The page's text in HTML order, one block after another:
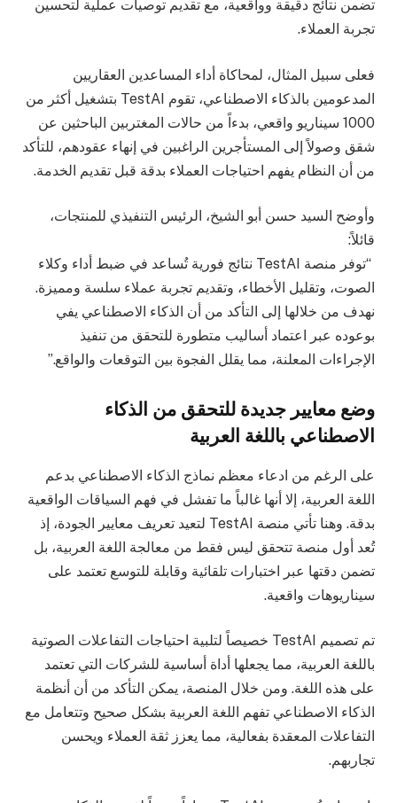
تضمن نتائج دقيقة وواقعية، مع تقديم توصيات عملية لتحسين
تجربة العملاء.
فعلى سبيل المثال، لمحاكاة أداء المساعدين العقاريين
المدعومين بالذكاء الاصطناعي، تقوم TestAI بتشغيل أكثر من
1000 سيناريو واقعي، بدءاً من حالات المغتربين الباحثين عن
شقق وصولاً إلى المستأجرين الراغبين في إنهاء عقودهم، للتأكد
من أن النظام يفهم احتياجات العملاء بدقة قبل تقديم الخدمة.
وأوضح السيد حسن أبو الشيخ، الرئيس التنفيذي للمنتجات،
قائلاً:
“توفر منصة TestAI نتائج فورية تُساعد في ضبط أداء وكلاء
الصوت، وتقليل الأخطاء، وتقديم تجربة عملاء سلسة ومميزة.
نهدف من خلالها إلى التأكد من أن الذكاء الاصطناعي يفي
بوعوده عبر اعتماد أساليب متطورة للتحقق من تنفيذ
الإجراءات المعلنة، مما يقلل الفجوة بين التوقعات والواقع.”
وضع معايير جديدة للتحقق من الذكاء
الاصطناعي باللغة العربية
على الرغم من ادعاء معظم نماذج الذكاء الاصطناعي بدعم
اللغة العربية، إلا أنها غالباً ما تفشل في فهم السياقات الواقعية
بدقة. وهنا تأتي منصة TestAI لتعيد تعريف معايير الجودة، إذ
تُعد أول منصة تتحقق ليس فقط من معالجة اللغة العربية، بل
تضمن دقتها عبر اختبارات تلقائية وقابلة للتوسع تعتمد على
سيناريوهات واقعية.
تم تصميم TestAI خصيصاً لتلبية احتياجات التفاعلات الصوتية
باللغة العربية، مما يجعلها أداة أساسية للشركات التي تعتمد
على هذه اللغة. ومن خلال المنصة، يمكن التأكد من أن أنظمة
الذكاء الاصطناعي تفهم اللغة العربية بشكل صحيح وتتعامل مع
التفاعلات المعقدة بفعالية، مما يعزز ثقة العملاء ويحسن
تجاربهم.